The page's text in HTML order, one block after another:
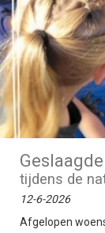
Home
tijdens de
12-6-2026
Afgelopen